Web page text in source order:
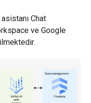
Chat
ve Google